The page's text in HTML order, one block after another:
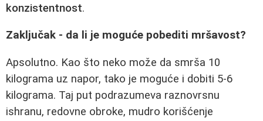
konzistentnost.
Zaključak - da li je moguće pobediti mršavost?
Apsolutno. Kao što neko može da smrša 10
kilograma uz napor, tako je moguće i dobiti 5-6
kilograma. Taj put podrazumeva raznovrsnu
ishranu, redovne obroke, mudro korišćenje